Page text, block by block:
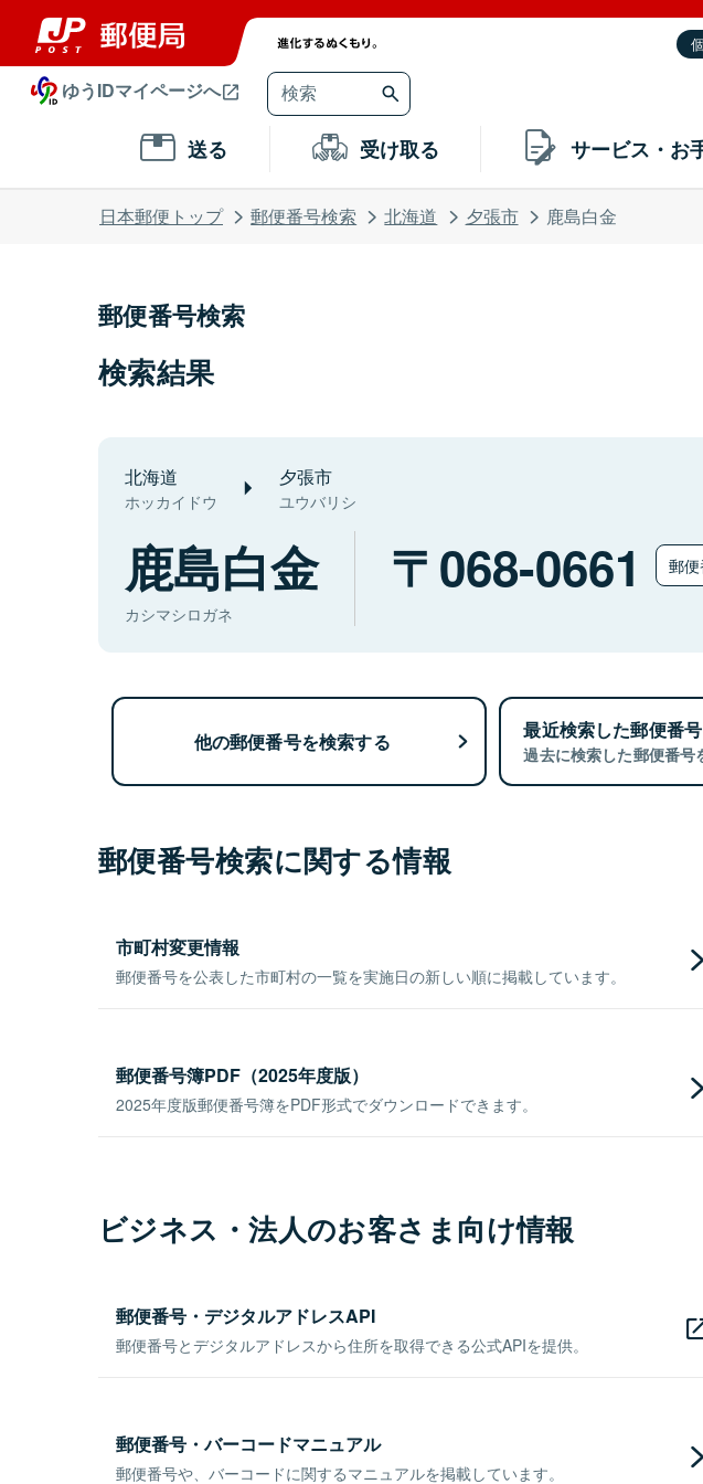
ゆうIDマイページへ
送る 受け取る サービス・お
日本郵便トップ 郵便番号検索 北海道 夕張市 鹿島白金
郵便番号検索
検索結果
北海道
ホッカイドウ
夕張市
ユウバリシ
鹿島白金
カシマシロガネ
068-0661 郵
他の郵便番号を検索する 最近検索した郵便番号
過去に検索した郵便番号
郵便番号検索に関する情報
市町村変更情報
郵便番号を公表した市町村の一覧を実施日の新しい順に掲載しています。
郵便番号簿PDF（2025年度版）
2025年度版郵便番号簿をPDF形式でダウンロードできます。
ビジネス・法人のお客さま向け情報
郵便番号・デジタルアドレスAPI
郵便番号とデジタルアドレスから住所を取得できる公式APIを提供。
郵便番号・バーコードマニュアル
郵便番号や、バーコードに関するマニュアルを掲載しています。